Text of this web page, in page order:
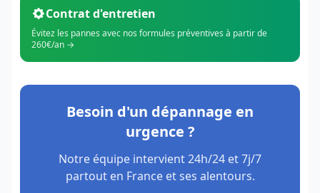
Contrat d'entretien
Évitez les pannes avec nos formules préventives à partir de
260€/an →
Besoin d'un dépannage en
urgence ?
Notre équipe intervient 24h/24 et 7j/7
partout en France et ses alentours.